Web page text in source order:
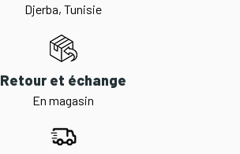
Djerba, Tunisie
Retour et échange
En magasin